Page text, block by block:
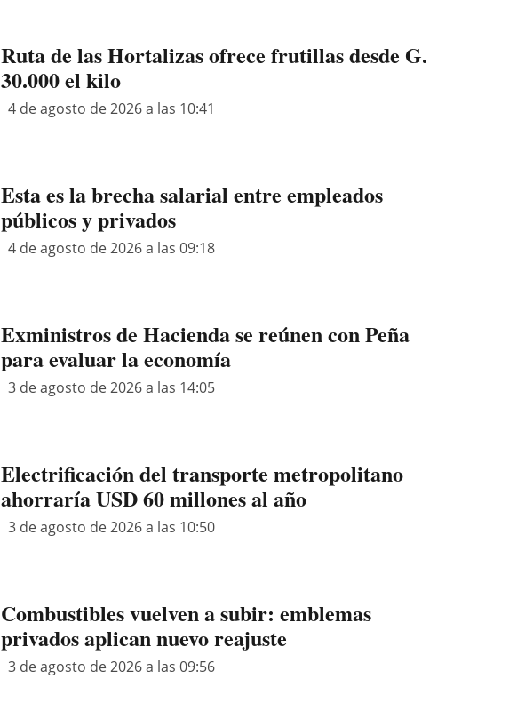
Ruta de las Hortalizas ofrece frutillas desde G.
30.000 el kilo
4 de agosto de 2026 a las 10:41
Esta es la brecha salarial entre empleados
públicos y privados
4 de agosto de 2026 a las 09:18
Exministros de Hacienda se reúnen con Peña
para evaluar la economía
3 de agosto de 2026 a las 14:05
Electrificación del transporte metropolitano
ahorraría USD 60 millones al año
3 de agosto de 2026 a las 10:50
Combustibles vuelven a subir: emblemas
privados aplican nuevo reajuste
3 de agosto de 2026 a las 09:56